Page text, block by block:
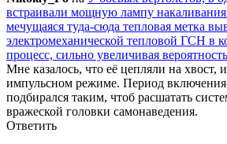
встраивали мощную лампу
мечущаяся туда-сюда тепловая метка
электромеханической тепловой ГСН в
процесс, сильно увеличивая
Мне казалось, что её цепляли на хвост,
импульсном режиме. Период
подбирался таким, чтоб расшатать
вражеской головки самонаведения.
Ответить